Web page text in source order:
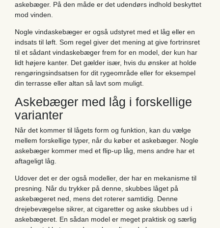
askebæger. På den måde er det udendørs indhold beskyttet
mod vinden.
Nogle vindaskebæger er også udstyret med et låg eller en
indsats til løft. Som regel giver det mening at give fortrinsret
til et sådant vindaskebæger frem for en model, der kun har
lidt højere kanter. Det gælder især, hvis du ønsker at holde
rengøringsindsatsen for dit rygeområde eller for eksempel
din terrasse eller altan så lavt som muligt.
Askebæger med låg i forskellige
varianter
Når det kommer til lågets form og funktion, kan du vælge
mellem forskellige typer, når du køber et askebæger. Nogle
askebæger kommer med et flip-up låg, mens andre har et
aftageligt låg.
Udover det er der også modeller, der har en mekanisme til
presning. Når du trykker på denne, skubbes låget på
askebægeret ned, mens det roterer samtidig. Denne
drejebevægelse sikrer, at cigaretter og aske skubbes ud i
askebægeret. En sådan model er meget praktisk og særlig